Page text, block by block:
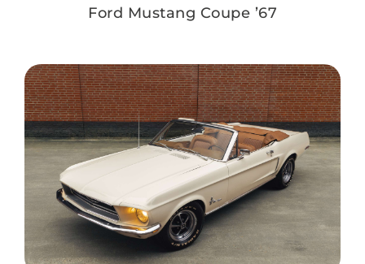
Ford Mustang Coupe ’67